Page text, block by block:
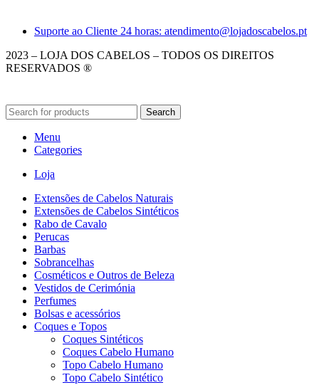
Suporte ao Cliente 24 horas: atendimento@lojadoscabelos.pt
2023 – LOJA DOS CABELOS – TODOS OS DIREITOS
RESERVADOS ®
Search
Menu
Categories
Loja
Extensões de Cabelos Naturais
Extensões de Cabelos Sintéticos
Rabo de Cavalo
Perucas
Barbas
Sobrancelhas
Cosméticos e Outros de Beleza
Vestidos de Cerimónia
Perfumes
Bolsas e acessórios
Coques e Topos
Coques Sintéticos
Coques Cabelo Humano
Topo Cabelo Humano
Topo Cabelo Sintético